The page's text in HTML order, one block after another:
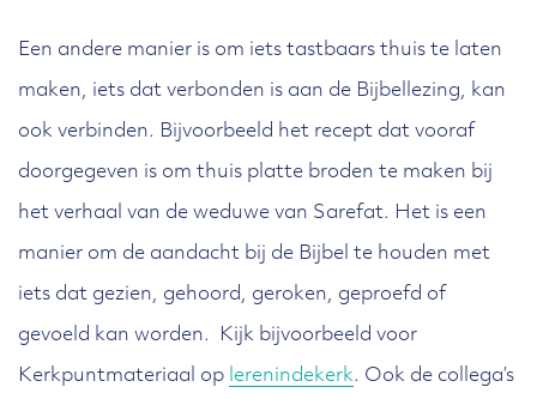
Een andere manier is om iets tastbaars thuis te laten
maken, iets dat verbonden is aan de Bijbellezing, kan
ook verbinden. Bijvoorbeeld het recept dat vooraf
doorgegeven is om thuis platte broden te maken bij
het verhaal van de weduwe van Sarefat. Het is een
manier om de aandacht bij de Bijbel te houden met
iets dat gezien, gehoord, geroken, geproefd of
gevoeld kan worden. Kijk bijvoorbeeld voor
Kerkpuntmateriaal op lerenindekerk. Ook de collega’s